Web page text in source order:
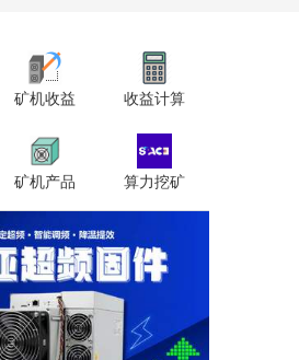
矿机收益 收益计算
矿机产品 算力挖矿